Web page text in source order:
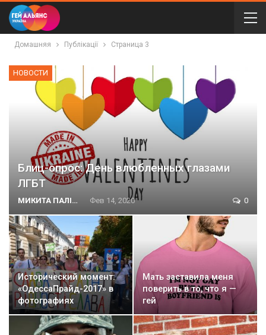
Домашняя Публікації Страница 3
НОВОСТИ
Блиц-опрос: День влюбленных глазами
ЛГБТ
МИКИТА ПАЛІЙ Фев 14, 2020 0
Исторический момент:
«ОдессаПрайд-2017» в
фотографиях
Мать заставила меня
поверить в то, что я —
гей